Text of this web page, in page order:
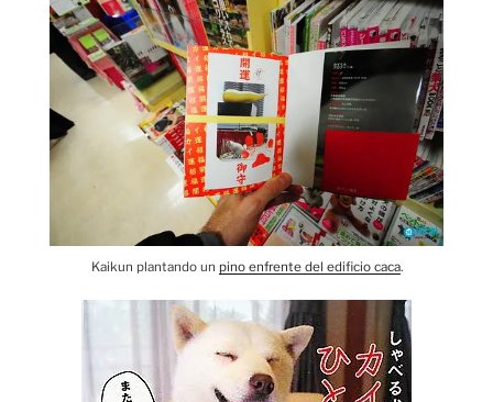
Kaikun plantando un pino enfrente del edificio caca.